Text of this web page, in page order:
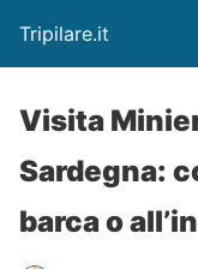
Tripilare.it
Visita
Sardegna:
barca o